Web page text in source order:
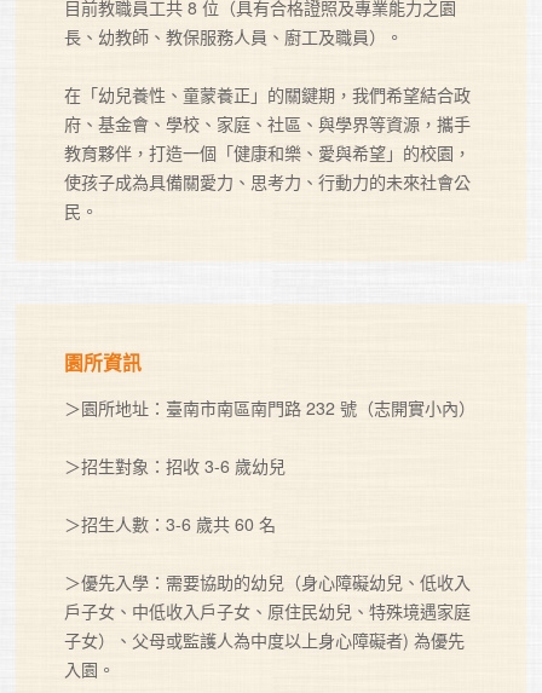
目前教職員工共 8 位（具有合格證照及專業能力之園
長、幼教師、教保服務人員、廚工及職員）。
在「幼兒養性、童蒙養正」的關鍵期，我們希望結合政
府、基金會、學校、家庭、社區、與學界等資源，攜手
教育夥伴，打造一個「健康和樂、愛與希望」的校園，
使孩子成為具備關愛力、思考力、行動力的未來社會公
民。
園所資訊
＞園所地址：臺南市南區南門路 232 號（志開實小內）
＞招生對象：招收 3-6 歲幼兒
＞招生人數：3-6 歲共 60 名
＞優先入學：需要協助的幼兒（身心障礙幼兒、低收入
戶子女、中低收入戶子女、原住民幼兒、特殊境遇家庭
子女）、父母或監護人為中度以上身心障礙者) 為優先
入園。